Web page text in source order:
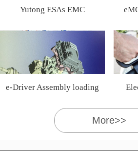
Yutong ESAs EMC
e-Driver Assembly loading
More>>